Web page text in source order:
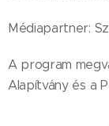
Médiapartner:
A program
Alapítvány és a